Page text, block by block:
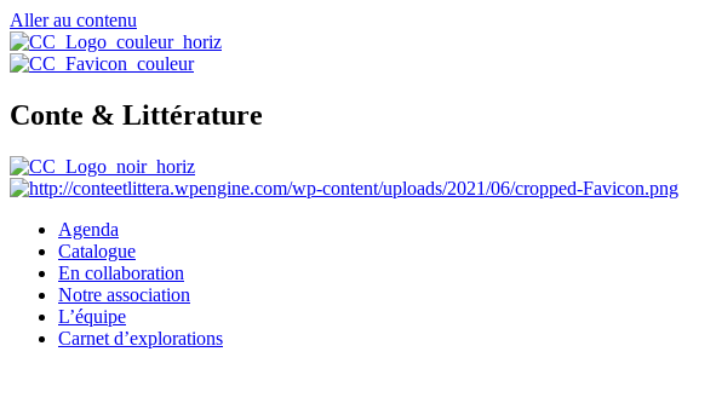
Aller au contenu
Conte & Littérature
Agenda
Catalogue
En collaboration
Notre association
L’équipe
Carnet d’explorations